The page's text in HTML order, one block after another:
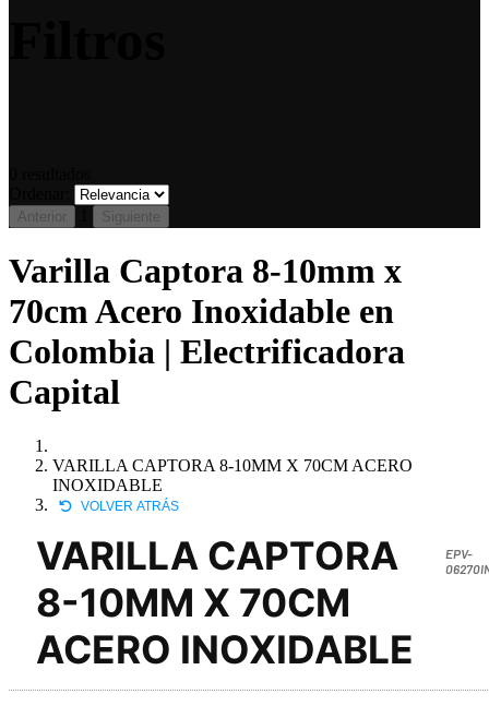
Anterior Siguiente
Varilla Captora 8-10mm x
70cm Acero Inoxidable en
Colombia | Electrificadora
Capital
VARILLA CAPTORA 8-10MM X 70CM ACERO
INOXIDABLE
VOLVER ATRÁS
VARILLA CAPTORA
8-10MM X 70CM
ACERO INOXIDABLE
EPV-